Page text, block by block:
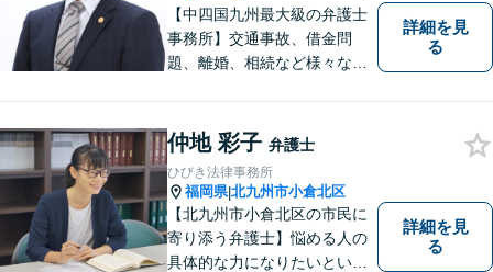
【中四国九州最大級の弁護士
事務所】交通事故、借金問
題、離婚、相続など様々な問
まずはお気軽にご相談くださ
い！
詳細を見
る
仲地 彩子 弁護士
ひびき法律事務所
福岡県|北九州市小倉北区
【北九州市小倉北区の市民に
寄り添う弁護士】悩める人の
具体的な力になりたいという
詳細を見
る